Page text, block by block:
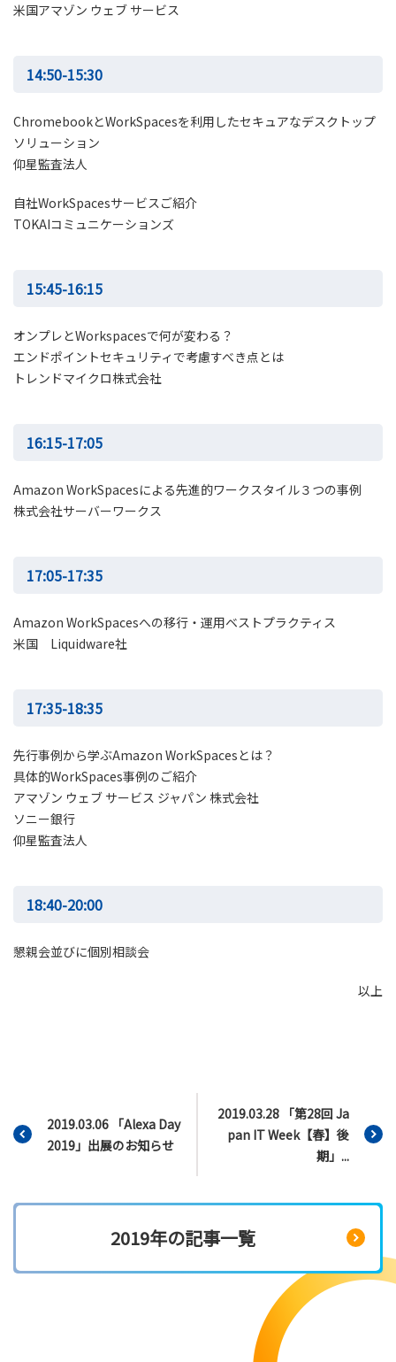
米国アマゾン ウェブ サービス
14:50-15:30
ChromebookとWorkSpacesを利用したセキュアなデスクトップ
ソリューション
仰星監査法人
自社WorkSpacesサービスご紹介
TOKAIコミュニケーションズ
15:45-16:15
オンプレとWorkspacesで何が変わる？
エンドポイントセキュリティで考慮すべき点とは
トレンドマイクロ株式会社
16:15-17:05
Amazon WorkSpacesによる先進的ワークスタイル３つの事例
株式会社サーバーワークス
17:05-17:35
Amazon WorkSpacesへの移行・運用ベストプラクティス
米国 Liquidware社
17:35-18:35
先行事例から学ぶAmazon WorkSpacesとは？
具体的WorkSpaces事例のご紹介
アマゾン ウェブ サービス ジャパン 株式会社
ソニー銀行
仰星監査法人
18:40-20:00
懇親会並びに個別相談会
以上
2019.03.06 「Alexa Day
2019」出展のお知らせ
2019.03.28 「第28回 Ja
pan IT Week【春】後
期」...
2019年の記事一覧